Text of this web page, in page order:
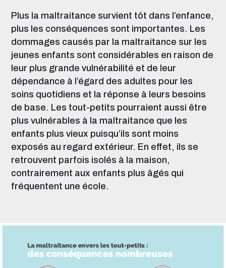
Plus la maltraitance survient tôt dans l’enfance,
plus les conséquences sont importantes. Les
dommages causés par la maltraitance sur les
jeunes enfants sont considérables en raison de
leur plus grande vulnérabilité et de leur
dépendance à l’égard des adultes pour les
soins quotidiens et la réponse à leurs besoins
de base. Les tout-petits pourraient aussi être
plus vulnérables à la maltraitance que les
enfants plus vieux puisqu’ils sont moins
exposés au regard extérieur. En effet, ils se
retrouvent parfois isolés à la maison,
contrairement aux enfants plus âgés qui
fréquentent une école.